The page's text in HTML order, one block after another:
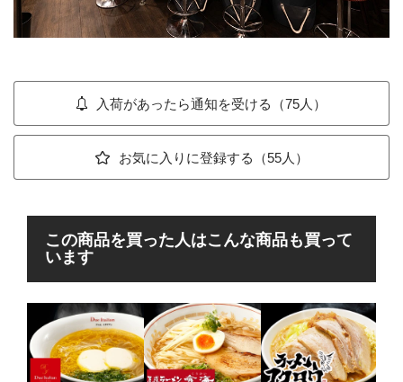
入荷があったら通知を受ける（75人）
お気に入りに登録する（55人）
この商品を買った人はこんな商品も買って
います